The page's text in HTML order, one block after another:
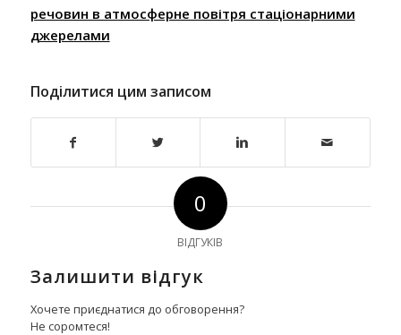
речовин в атмосферне повітря стаціонарними
джерелами
Поділитися цим записом
0
ВІДГУКІВ
Залишити відгук
Хочете приєднатися до обговорення?
Не соромтеся!